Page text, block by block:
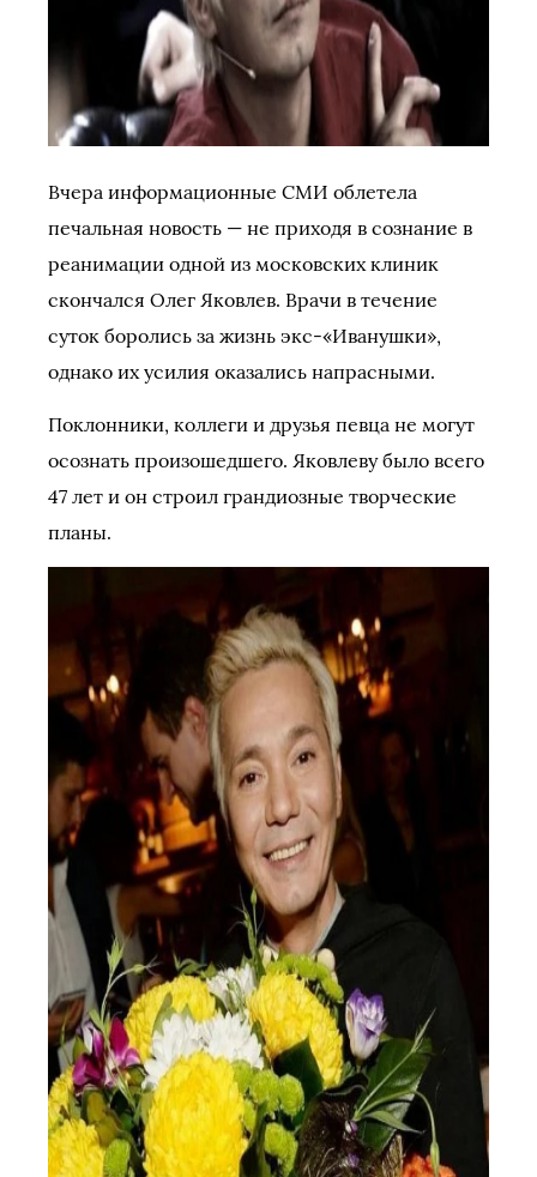
Вчера информационные СМИ облетела
печальная новость — не приходя в сознание в
реанимации одной из московских клиник
скончался Олег Яковлев. Врачи в течение
суток боролись за жизнь экс-«Иванушки»,
однако их усилия оказались напрасными.
Поклонники, коллеги и друзья певца не могут
осознать произошедшего. Яковлеву было всего
47 лет и он строил грандиозные творческие
планы.